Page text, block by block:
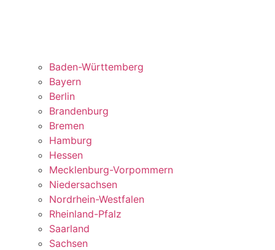
Baden-Württemberg
Bayern
Berlin
Brandenburg
Bremen
Hamburg
Hessen
Mecklenburg-Vorpommern
Niedersachsen
Nordrhein-Westfalen
Rheinland-Pfalz
Saarland
Sachsen